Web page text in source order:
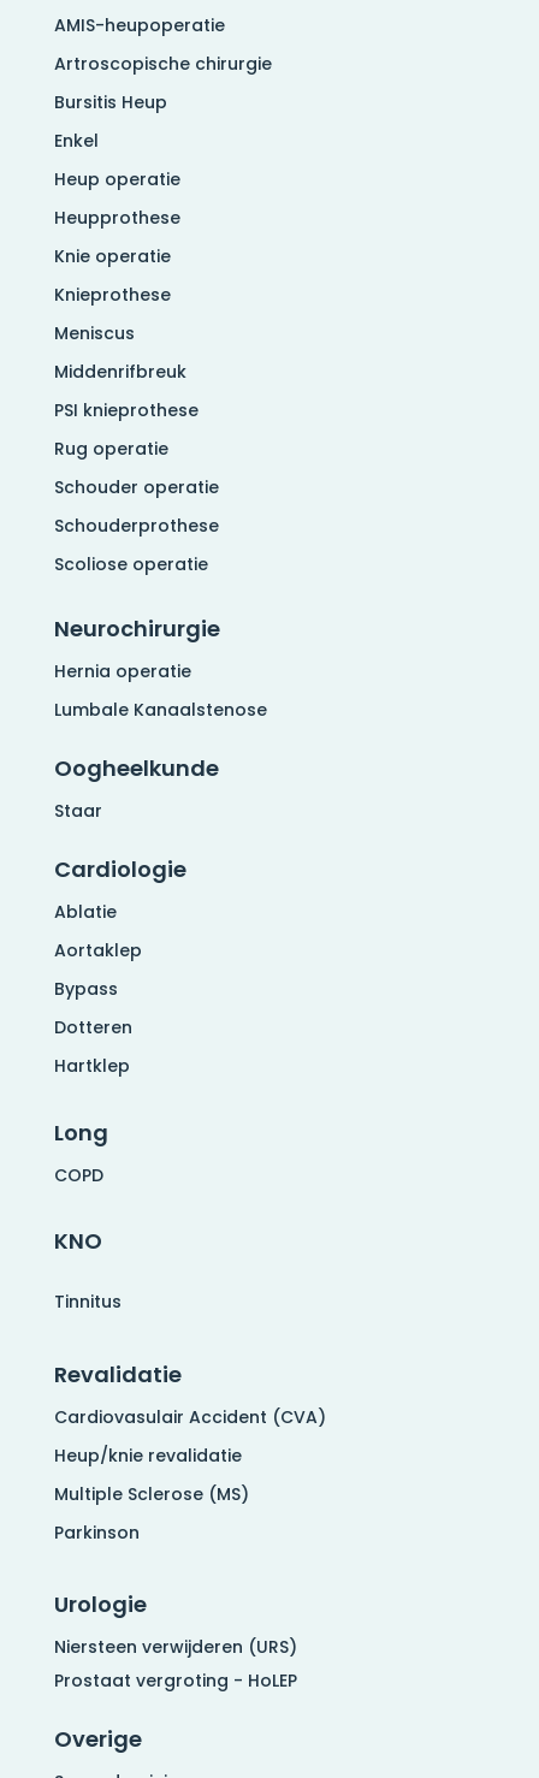
AMIS-heupoperatie
Artroscopische chirurgie
Bursitis Heup
Enkel
Heup operatie
Heupprothese
Knie operatie
Knieprothese
Meniscus
Middenrifbreuk
PSI knieprothese
Rug operatie
Schouder operatie
Schouderprothese
Scoliose operatie
Neurochirurgie
Hernia operatie
Lumbale Kanaalstenose
Oogheelkunde
Staar
Cardiologie
Ablatie
Aortaklep
Bypass
Dotteren
Hartklep
Long
COPD
KNO
Tinnitus
Revalidatie
Cardiovasulair Accident (CVA)
Heup/knie revalidatie
Multiple Sclerose (MS)
Parkinson
Urologie
Niersteen verwijderen (URS)
Prostaat vergroting - HoLEP
Overige